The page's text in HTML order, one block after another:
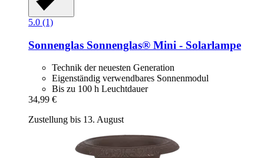
5.0 (1)
Sonnenglas Sonnenglas® Mini -​ Solarlampe
Technik der neuesten Generation
Eigenständig verwendbares Sonnenmodul
Bis zu 100 h Leuchtdauer
34,99 €
Zustellung bis 13. August